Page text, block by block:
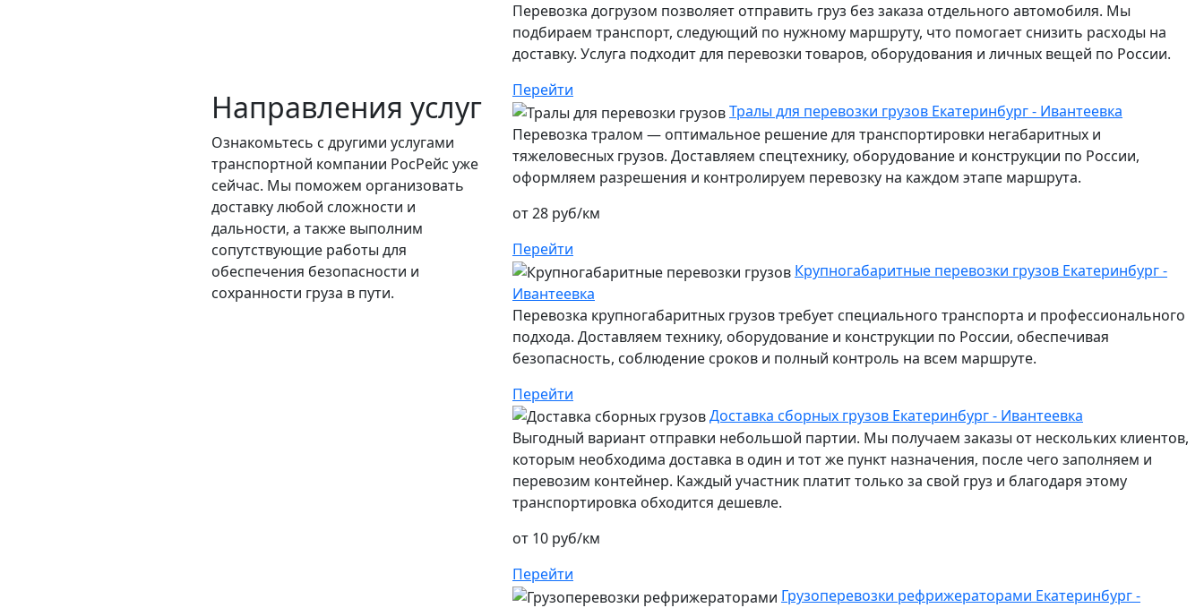
Направления услуг
Ознакомьтесь с другими услугами
транспортной компании РосРейс уже
сейчас. Мы поможем организовать
доставку любой сложности и
дальности, а также выполним
сопутствующие работы для
обеспечения безопасности и
сохранности груза в пути.
Перевозка догрузом позволяет отправить груз без заказа отдельного автомобиля. Мы
подбираем транспорт, следующий по нужному маршруту, что помогает снизить расходы на
доставку. Услуга подходит для перевозки товаров, оборудования и личных вещей по России.
Перейти
Тралы для перевозки грузов Екатеринбург - Ивантеевка
Перевозка тралом — оптимальное решение для транспортировки негабаритных и
тяжеловесных грузов. Доставляем спецтехнику, оборудование и конструкции по России,
оформляем разрешения и контролируем перевозку на каждом этапе маршрута.
от 28 руб/км
Перейти
Крупногабаритные перевозки грузов Екатеринбург -
Ивантеевка
Перевозка крупногабаритных грузов требует специального транспорта и профессионального
подхода. Доставляем технику, оборудование и конструкции по России, обеспечивая
безопасность, соблюдение сроков и полный контроль на всем маршруте.
Перейти
Доставка сборных грузов Екатеринбург - Ивантеевка
Выгодный вариант отправки небольшой партии. Мы получаем заказы от нескольких клиентов,
которым необходима доставка в один и тот же пункт назначения, после чего заполняем и
перевозим контейнер. Каждый участник платит только за свой груз и благодаря этому
транспортировка обходится дешевле.
от 10 руб/км
Перейти
Грузоперевозки рефрижераторами Екатеринбург -